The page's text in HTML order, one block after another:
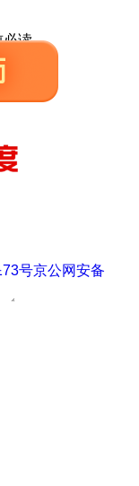
必读
号